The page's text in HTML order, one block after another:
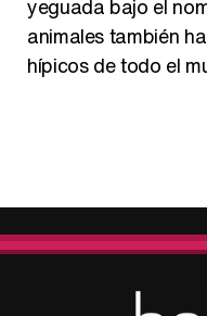
yeguada bajo el
animales también
hípicos de todo el